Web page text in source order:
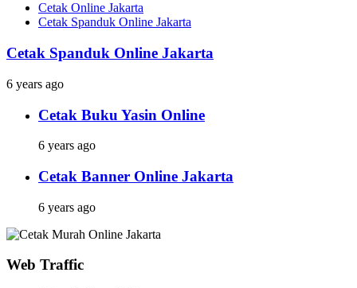
Cetak Online Jakarta
Cetak Spanduk Online Jakarta
Cetak Spanduk Online Jakarta
6 years ago
Cetak Buku Yasin Online
6 years ago
Cetak Banner Online Jakarta
6 years ago
Web Traffic